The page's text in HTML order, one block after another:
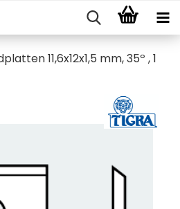
11,6x12x1,5 mm, 35º​ , 1